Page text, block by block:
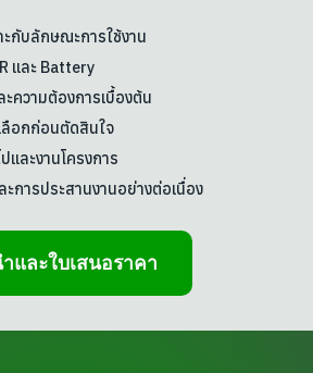
ะกับลักษณะการใช้งาน
และ Battery
ความต้องการเบื้องต้น
ลือกก่อนตัดสินใจ
และงานโครงการ
ะการประสานงานอย่างต่อเนื่อง
และใบเสนอราคา